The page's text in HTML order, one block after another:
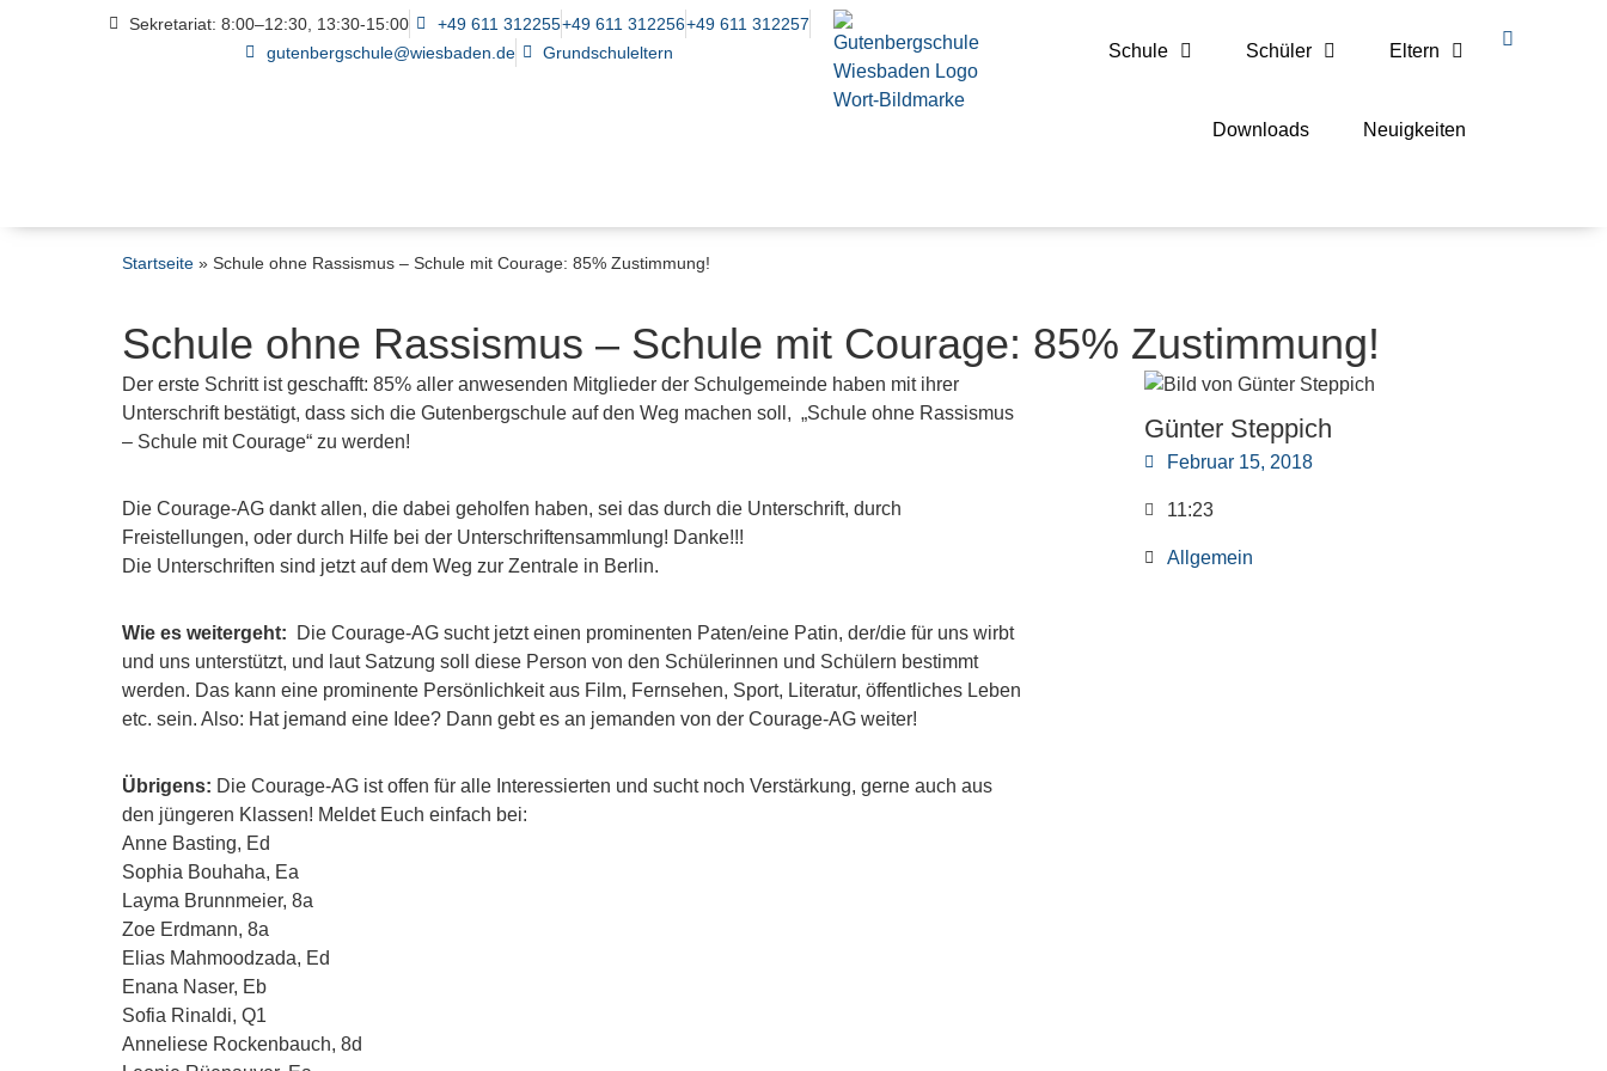
Sekretariat: 8:00–12:30, 13:30-15:00 +49 611 312255+49 611 312256+49 611 312257
gutenbergschule@wiesbaden.de
Grundschuleltern Schule Schüler Eltern
Downloads Neuigkeiten
Startseite » Schule ohne Rassismus – Schule mit Courage: 85% Zustimmung!
Schule ohne Rassismus – Schule mit Courage: 85% Zustimmung!
Der erste Schritt ist geschafft: 85% aller anwesenden Mitglieder der Schulgemeinde haben mit ihrer
Unterschrift bestätigt, dass sich die Gutenbergschule auf den Weg machen soll, „Schule ohne Rassismus
– Schule mit Courage“ zu werden!
Die Courage-AG dankt allen, die dabei geholfen haben, sei das durch die Unterschrift, durch
Freistellungen, oder durch Hilfe bei der Unterschriftensammlung! Danke!!!
Die Unterschriften sind jetzt auf dem Weg zur Zentrale in Berlin.
Wie es weitergeht: Die Courage-AG sucht jetzt einen prominenten Paten/eine Patin, der/die für uns wirbt
und uns unterstützt, und laut Satzung soll diese Person von den Schülerinnen und Schülern bestimmt
werden. Das kann eine prominente Persönlichkeit aus Film, Fernsehen, Sport, Literatur, öffentliches Leben
etc. sein. Also: Hat jemand eine Idee? Dann gebt es an jemanden von der Courage-AG weiter!
Übrigens: Die Courage-AG ist offen für alle Interessierten und sucht noch Verstärkung, gerne auch aus
den jüngeren Klassen! Meldet Euch einfach bei:
Anne Basting, Ed
Sophia Bouhaha, Ea
Layma Brunnmeier, 8a
Zoe Erdmann, 8a
Elias Mahmoodzada, Ed
Enana Naser, Eb
Sofia Rinaldi, Q1
Anneliese Rockenbauch, 8d
Günter Steppich
Februar 15, 2018
11:23
Allgemein